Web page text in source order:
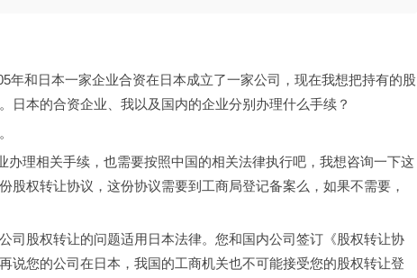
年和日本一家企业合资在日本成立了一家公司，现在我想把持有的股
日本的合资企业、我以及国内的企业分别办理什么手续？
理相关手续，也需要按照中国的相关法律执行吧，我想咨询一下这
权转让协议，这份协议需要到工商局登记备案么，如果不需要，
司股权转让的问题适用日本法律。您和国内公司签订《股权转让协
说您的公司在日本，我国的工商机关也不可能接受您的股权转让登